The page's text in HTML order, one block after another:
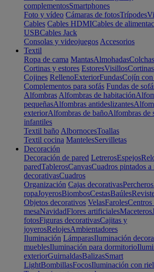
complementosSmartphones
Foto y vídeo Cámaras de fotosTrípodes
Cables Cables HDMICables de
USBCables Jack
Consolas y videojuegos Accesorios
Textil
Ropa de cama MantasAlmohadasColchas
Cortinas y estores EstoresVisillosCortinas
Cojines RellenoExteriorFundasCojín
Complementos para sofás Fundas de
Alfombras Alfombras de habitación
pequeñasAlfombras antideslizantes
exteriorAlfombras de bañoAlfombras de
infantiles
Textil baño AlbornocesToallas
Textil cocina MantelesServilletas
Decoración
Decoración de pared LetrerosEspejos
paredTablerosCanvasCuadros pintados a
decorativasCuadros
Organización Cajas decorativasPercheros
ropaJoyerosBiombosCestasBaúles
Objetos decorativos VelasFarolesCentros
mesaNavidadFlores artificialesMaceteros
fotosFiguras decorativasCajitas y
joyerosRelojesAmbientadores
Iluminación LámparasIluminación
mueblesIluminación para dormitorio
exteriorGuirnaldasBalizasSmart
LightBombillasFocosIluminación con